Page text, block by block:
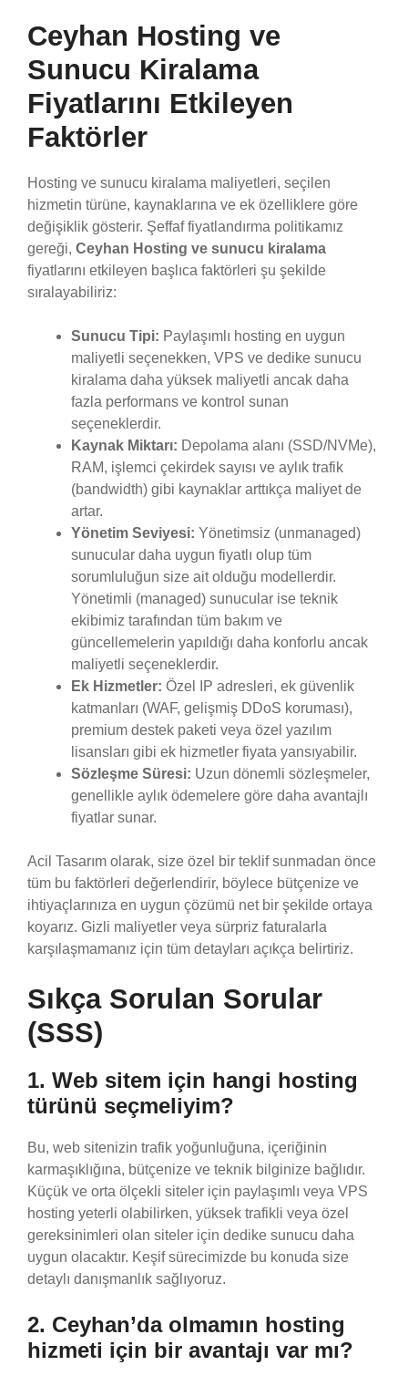
Ceyhan Hosting ve
Sunucu Kiralama
Fiyatlarını Etkileyen
Faktörler
Hosting ve sunucu kiralama maliyetleri, seçilen
hizmetin türüne, kaynaklarına ve ek özelliklere göre
değişiklik gösterir. Şeffaf fiyatlandırma politikamız
gereği, Ceyhan Hosting ve sunucu kiralama
fiyatlarını etkileyen başlıca faktörleri şu şekilde
sıralayabiliriz:
Sunucu Tipi: Paylaşımlı hosting en uygun
maliyetli seçenekken, VPS ve dedike sunucu
kiralama daha yüksek maliyetli ancak daha
fazla performans ve kontrol sunan
seçeneklerdir.
Kaynak Miktarı: Depolama alanı (SSD/NVMe),
RAM, işlemci çekirdek sayısı ve aylık trafik
(bandwidth) gibi kaynaklar arttıkça maliyet de
artar.
Yönetim Seviyesi: Yönetimsiz (unmanaged)
sunucular daha uygun fiyatlı olup tüm
sorumluluğun size ait olduğu modellerdir.
Yönetimli (managed) sunucular ise teknik
ekibimiz tarafından tüm bakım ve
güncellemelerin yapıldığı daha konforlu ancak
maliyetli seçeneklerdir.
Ek Hizmetler: Özel IP adresleri, ek güvenlik
katmanları (WAF, gelişmiş DDoS koruması),
premium destek paketi veya özel yazılım
lisansları gibi ek hizmetler fiyata yansıyabilir.
Sözleşme Süresi: Uzun dönemli sözleşmeler,
genellikle aylık ödemelere göre daha avantajlı
fiyatlar sunar.
Acil Tasarım olarak, size özel bir teklif sunmadan önce
tüm bu faktörleri değerlendirir, böylece bütçenize ve
ihtiyaçlarınıza en uygun çözümü net bir şekilde ortaya
koyarız. Gizli maliyetler veya sürpriz faturalarla
karşılaşmamanız için tüm detayları açıkça belirtiriz.
Sıkça Sorulan Sorular
(SSS)
1. Web sitem için hangi hosting
türünü seçmeliyim?
Bu, web sitenizin trafik yoğunluğuna, içeriğinin
karmaşıklığına, bütçenize ve teknik bilginize bağlıdır.
Küçük ve orta ölçekli siteler için paylaşımlı veya VPS
hosting yeterli olabilirken, yüksek trafikli veya özel
gereksinimleri olan siteler için dedike sunucu daha
uygun olacaktır. Keşif sürecimizde bu konuda size
detaylı danışmanlık sağlıyoruz.
2. Ceyhan’da olmamın hosting
hizmeti için bir avantajı var mı?